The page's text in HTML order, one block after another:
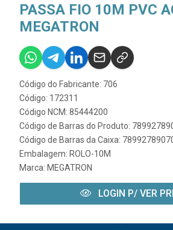
PASSA FIO 10M PVC
MEGATRON
Código do Fabricante: 706
Código: 172311
Código NCM: 85444200
Código de Barras do Produto:
Código de Barras da Caixa:
Embalagem: ROLO-10M
Marca: MEGATRON
LOGIN P/ VER